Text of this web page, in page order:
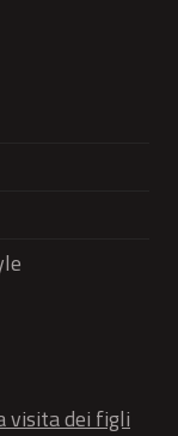
visita dei figli